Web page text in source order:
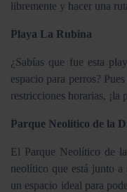
libremente y hacer una
Playa La Rubina
¿Sabías que fue esta
espacio para perros?
restricciones horarias, ¡la
Parque Neolítico de la
El Parque Neolítico de
neolítico que está junto
un espacio ideal para